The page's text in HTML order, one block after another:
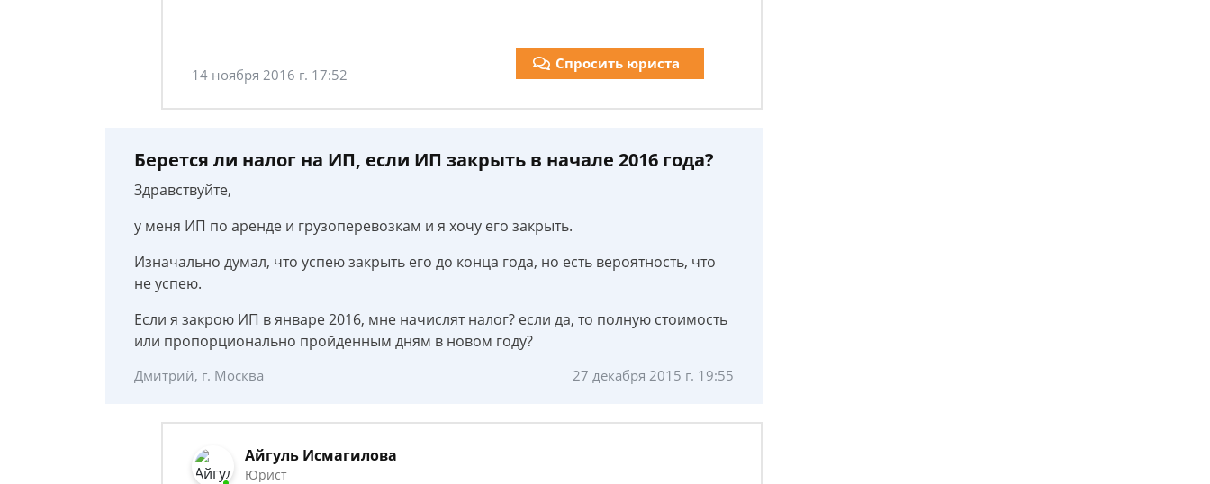
14 ноября 2016 г. 17:52
Спросить юриста
Берется ли налог на ИП, если ИП закрыть в начале 2016 года?
Здравствуйте,
у меня ИП по аренде и грузоперевозкам и я хочу его закрыть.
Изначально думал, что успею закрыть его до конца года, но есть вероятность, что
не успею.
Если я закрою ИП в январе 2016, мне начислят налог? если да, то полную стоимость
или пропорционально пройденным дням в новом году?
Дмитрий, г. Москва 27 декабря 2015 г. 19:55
Айгуль Исмагилова
Юрист